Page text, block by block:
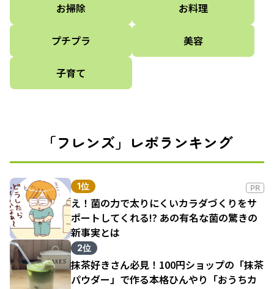
お掃除 お料理
プチプラ 美容
子育て
「フレンズ」レポランキング
1位 PR
え！菌の力で太りにくいカラダづくりをサ
ポートしてくれる!? あの有名な菌の驚きの
新事実とは
2位
抹茶好きさん必見！100円ショップの「抹茶
パウダー」で作る本格ひんやり「おうちカ